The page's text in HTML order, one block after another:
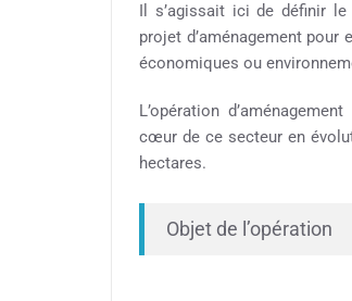
Il s’agissait ici de définir
projet d’aménagement
économiques ou
L’opération
cœur de ce secteur en
hectares.
Objet de l’opération